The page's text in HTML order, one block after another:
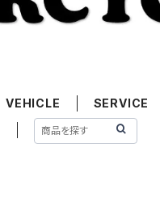
VEHICLE SERVICE